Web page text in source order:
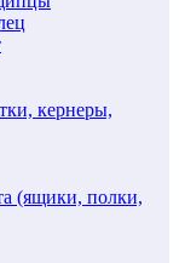
кернеры,
(ящики, полки,